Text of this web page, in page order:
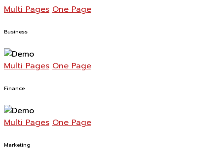
Multi Pages One Page
Business
Multi Pages One Page
Finance
Multi Pages One Page
Marketing